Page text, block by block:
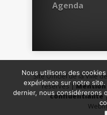
Agenda
Site Officiel de la Ville
réservés |Mention
confidentialité
Nous utilisons des
expérience sur notre
dernier, nous considérerons